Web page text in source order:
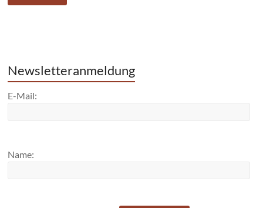
Newsletteranmeldung
E-Mail:
Name: